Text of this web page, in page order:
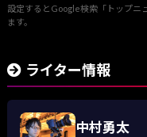
設定するとGoogle検索「トップニ
ます。
ライター情報
中村勇太